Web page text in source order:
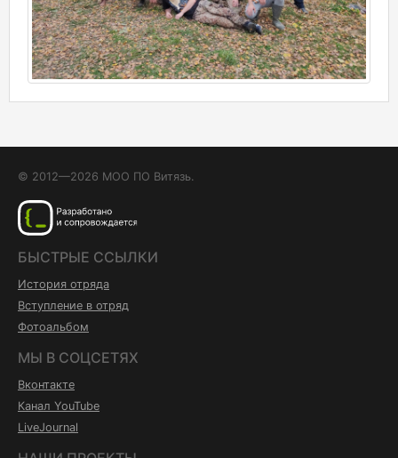
© 2012—2026 МОО ПО Витязь.
БЫСТРЫЕ ССЫЛКИ
История отряда
Вступление в отряд
Фотоальбом
МЫ В СОЦСЕТЯХ
Вконтакте
Канал YouTube
LiveJournal